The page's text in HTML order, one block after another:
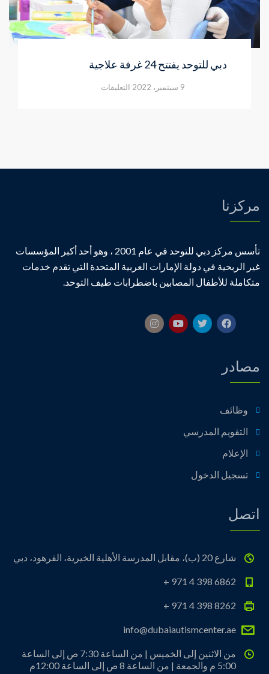
دبي للتوحد يفتتح 24 غرفة علاجية
9 سبتمبر، 2022 التعليقات
مغلقة
مركزنا
تأسس مركز دبي للتوحد في عام 2001 ، وهو أحد أكبر المؤسسات
غير الربحية في دولة الإمارات العربية المتحدة التي تقدم خدمات
متكاملة للأطفال المصابين باضطرابات طيف التوحد.
مصادر
وظائف
التقويم المدرسي
الإعلام
تسجيل الدخول
اتصل
شارع 20 (ب)، مقابل المدرسة الأهلية الخيرية، القرهود، دبي
+ 971 4 398 6862
+ 971 4 398 8262
info@dubaiautismcenter.ae
من الاثنين إلى الخميس | من الساعة 7:30 ص إلى الساعة
5:00 م والجمعة | من الساعة 8 ص إلى الساعة 12:00م